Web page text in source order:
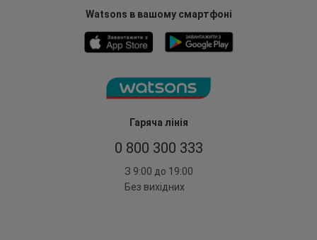
Гаряча лінія
0 800 300 333
З 9:00 до 19:00
Без вихідних
Watsons в вашому смартфоні